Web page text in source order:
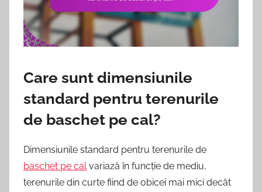
Care sunt dimensiunile
standard pentru terenurile
de baschet pe cal?
Dimensiunile standard pentru terenurile de
baschet pe calvariază în funcție de mediu,
terenurile din curte fiind de obicei mai mici decât